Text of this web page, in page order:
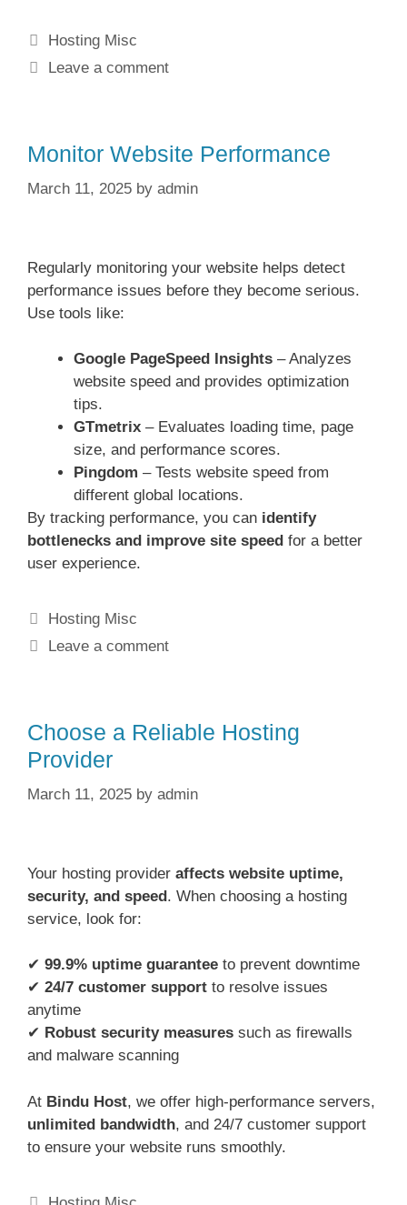
Categories
Hosting Misc
Leave a comment
Monitor Website Performance
March 11, 2025 by admin
Regularly monitoring your website helps detect
performance issues before they become serious.
Use tools like:
Google PageSpeed Insights – Analyzes
website speed and provides optimization
tips.
GTmetrix – Evaluates loading time, page
size, and performance scores.
Pingdom – Tests website speed from
different global locations.
By tracking performance, you can identify
bottlenecks and improve site speed for a better
user experience.
Categories
Hosting Misc
Leave a comment
Choose a Reliable Hosting
Provider
March 11, 2025 by admin
Your hosting provider affects website uptime,
security, and speed. When choosing a hosting
service, look for:
✔ 99.9% uptime guarantee to prevent downtime
✔ 24/7 customer support to resolve issues
anytime
✔ Robust security measures such as firewalls
and malware scanning
At Bindu Host, we offer high-performance servers,
unlimited bandwidth, and 24/7 customer support
to ensure your website runs smoothly.
Categories